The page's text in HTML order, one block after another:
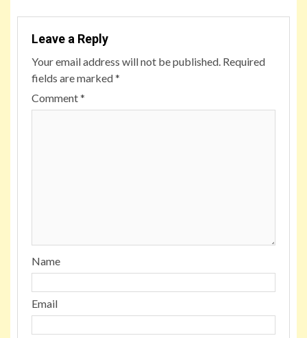
Leave a Reply
Your email address will not be published. Required
fields are marked*
Comment*
Name
Email